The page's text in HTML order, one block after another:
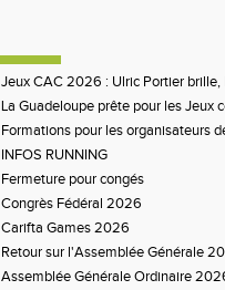
Jeux CAC 2026 : Ulric Portier
La Guadeloupe prête pour les Jeux
Formations pour les organisateurs
INFOS RUNNING
Fermeture pour congés
Congrès Fédéral 2026
Carifta Games 2026
Retour sur l'Assemblée Générale
Assemblée Générale Ordinaire